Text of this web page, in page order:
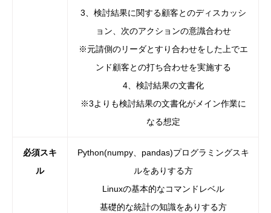
3、検討結果に関する顧客とのディスカッシ
ョン、次のアクションの意識合わせ
※元請側のリーダとすり合わせをした上でエ
ンド顧客との打ち合わせを実施する
4、検討結果の文書化
※3よりも検討結果の文書化がメイン作業に
なる想定
必須スキ
ル
Python(numpy、pandas)プログラミングスキ
ルをありする方
Linuxの基本的なコマンドレベル
基礎的な統計の知識をありする方